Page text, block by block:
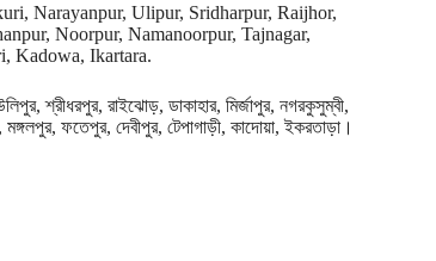
Narayanpur, Ulipur, Sridharpur, Raijhor,
Noorpur, Namanoorpur, Tajnagar,
Kadowa, Ikartara.
শ্রীধরপুর, রাইঝোড়, ডাকাহার, মির্জাপুর, নগরকুসুম্বী,
ফতেপুর, দেবীপুর, টেপাগাড়ী, কাদোয়া, ইকরতাড়া।